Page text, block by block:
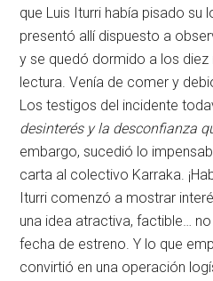
que Luis Iturri había pisado su
presentó allí dispuesto a
y se quedó dormido a los
lectura. Venía de comer y
Los testigos del incidente
desinterés y la desconfianza
embargo, sucedió lo
carta al colectivo Karraka.
Iturri comenzó a mostrar
una idea atractiva, factible…
fecha de estreno. Y lo que
convirtió en una operación